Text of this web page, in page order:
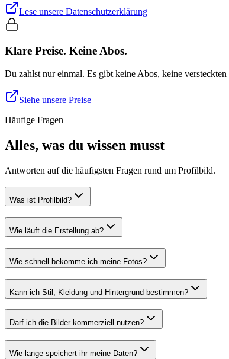
Lese unsere Datenschutzerklärung
Klare Preise. Keine Abos.
Du zahlst nur einmal. Es gibt keine Abos, keine
Siehe unsere Preise
Häufige Fragen
Alles, was du wissen musst
Antworten auf die häufigsten Fragen rund um Profilbild.
Was ist Profilbild?
Wie läuft die Erstellung ab?
Wie schnell bekomme ich meine Fotos?
Kann ich Stil, Kleidung und Hintergrund bestimmen?
Darf ich die Bilder kommerziell nutzen?
Wie lange speichert ihr meine Daten?